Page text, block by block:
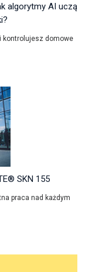
algorytmy AI uczą
kontrolujesz domowe
SKN 155
praca nad każdym